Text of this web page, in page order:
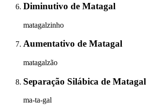
Diminutivo de Matagal
matagalzinho
Aumentativo de Matagal
matagalzão
Separação Silábica de Matagal
ma-ta-gal